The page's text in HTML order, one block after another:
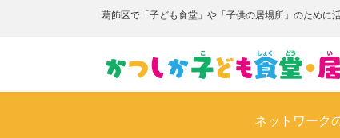
葛飾区で「子ども食堂」や「子供の居場所」のために
ネットワーク